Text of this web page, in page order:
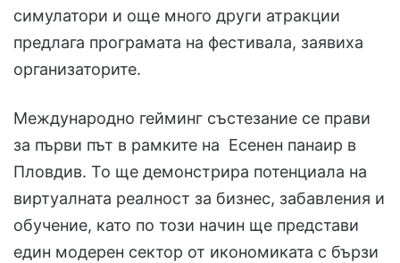
симулатори и още много други атракции
предлага програмата на фестивала, заявиха
организаторите.
Международно гейминг състезание се прави
за първи път в рамките на Есенен панаир в
Пловдив. То ще демонстрира потенциала на
виртуалната реалност за бизнес, забавления и
обучение, като по този начин ще представи
един модерен сектор от икономиката с бързи